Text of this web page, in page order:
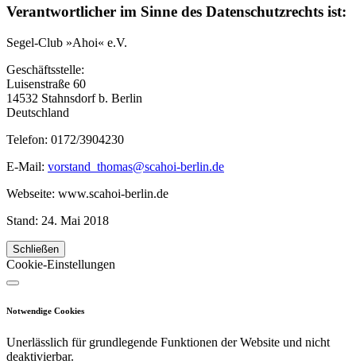
Verantwortlicher im Sinne des Datenschutzrechts ist:
Segel-Club »Ahoi« e.V.
Geschäftsstelle:
Luisenstraße 60
14532 Stahnsdorf b. Berlin
Deutschland
Telefon: 0172/3904230
E-Mail: vorstand_thomas@scahoi-berlin.de
Webseite: www.scahoi-berlin.de
Stand: 24. Mai 2018
Schließen
Cookie-Einstellungen
Notwendige Cookies
Unerlässlich für grundlegende Funktionen der Website und nicht
deaktivierbar.